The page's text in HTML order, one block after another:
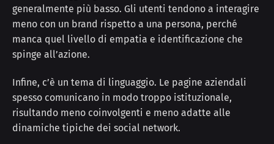
generalmente più basso. Gli utenti tendono a interagire
meno con un brand rispetto a una persona, perché
manca quel livello di empatia e identificazione che
spinge all’azione.
Infine, c’è un tema di linguaggio. Le pagine aziendali
spesso comunicano in modo troppo istituzionale,
risultando meno coinvolgenti e meno adatte alle
dinamiche tipiche dei social network.